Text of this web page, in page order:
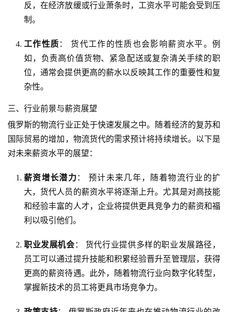
反，在经济放缓或行业萧条时，工资水平可能会受到压
制。
工作性质 ： 货代工作的性质也会影响薪资水平。例
如，负责高价值货物、紧急配送或复杂清关手续的职
位，通常会提供更高的薪水以反映其工作的重要性和复
杂性。
三、行业前景与薪资展望
俄罗斯的物流行业正处于快速发展之中。随着经济的复苏和
国际贸易的增加，物流货代的需求预计将持续增长。以下是
对未来薪资水平的展望：
薪资增长潜力 ： 预计未来几年，随着物流行业的扩
大，货代人员的薪资水平将逐渐上升。尤其是对高技能
和经验丰富的人才，企业将提供更具竞争力的薪资和福
利以吸引他们。
职业发展机会 ： 货代行业提供多样的职业发展路径，
员工可以通过提升技能和积累经验晋升至管理层，获得
更高的薪资待遇。此外，随着物流行业向数字化转型，
掌握新技术的员工将更具市场竞争力。